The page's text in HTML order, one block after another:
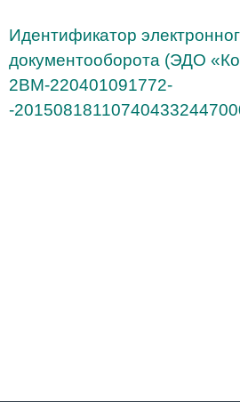
Идентификатор
документооборота (ЭДО
2BM-220401091772-
-